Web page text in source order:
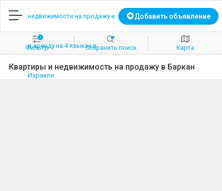
Добавить объявление
Главная
Добавить объявление
1
Фильтр Coхранить поиск Карта
Квартиры и недвижимость на продажу в Баркан